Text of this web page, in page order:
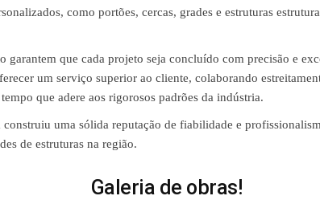
como portões, cercas, grades e estruturas
garantem que cada projeto seja concluído com precisão e
um serviço superior ao cliente, colaborando
que adere aos rigorosos padrões da indústria.
uma sólida reputação de fiabilidade e
de estruturas na região.
Galeria de obras!